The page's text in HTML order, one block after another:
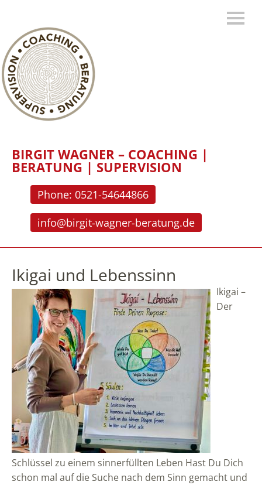
BIRGIT WAGNER – COACHING |
BERATUNG | SUPERVISION
Phone: 0521-54644866
info@birgit-wagner-beratung.de
Ikigai und Lebenssinn
Ikigai –
Der
Schlüssel zu einem sinnerfüllten Leben Hast Du Dich
schon mal auf die Suche nach dem Sinn gemacht und